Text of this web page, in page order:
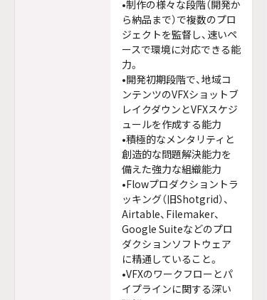
•制作の様々な段階（開発か
ら納品まで）で複数のプロ
ジェクトを監督し、速いペ
ースで環境に対応できる能
力。
•開発初期段階で、地域コ
ンテンツのVFXショットブ
レイクダウンとVFXスケジ
ュールを作成する能力
•積極的なメンタリティと
創造的な問題解決能力を
備えた強力な組織能力
•Flowプロダクショントラ
ッキング（旧Shotgrid）、
Airtable、Filemaker、
Google Suiteなどのプロ
ダクションソフトウェア
に精通していること。
•VFXのワークフローとパ
イプラインに関する深い